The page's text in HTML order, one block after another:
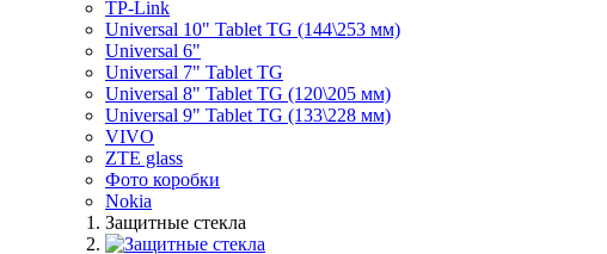
TP-Link
Universal 10" Tablet TG (144\253 мм)
Universal 6"
Universal 7" Tablet TG
Universal 8" Tablet TG (120\205 мм)
Universal 9" Tablet TG (133\228 мм)
VIVO
ZTE glass
Фото коробки
Nokia
Защитные стекла